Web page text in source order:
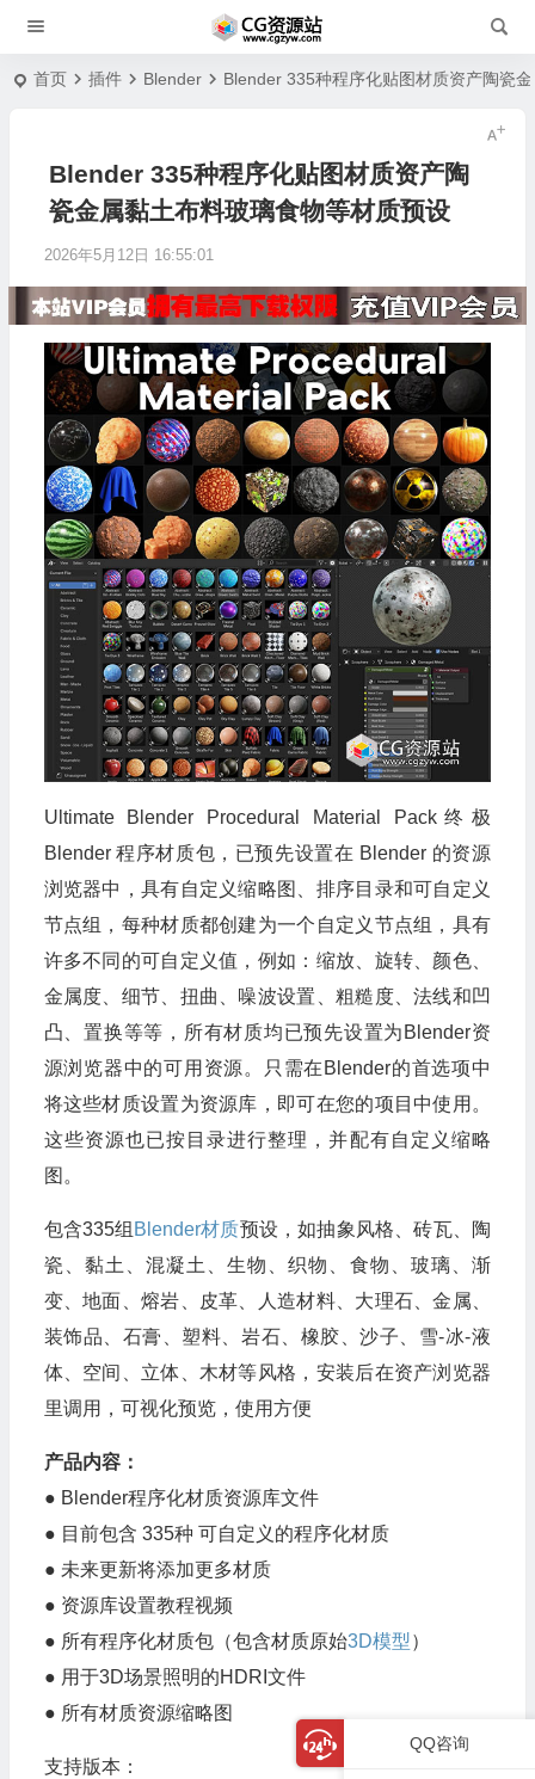
首页 插件 Blender Blender 335种程序化贴图材质资产陶瓷
Blender 335种程序化贴图材质资产陶
瓷金属黏土布料玻璃食物等材质预设
2026年5月12日 16:55:01
Ultimate Blender Procedural Material Pack终极
Blender 程序材质包，已预先设置在 Blender 的资源
浏览器中，具有自定义缩略图、排序目录和可自定义
节点组，每种材质都创建为一个自定义节点组，具有
许多不同的可自定义值，例如：缩放、旋转、颜色、
金属度、细节、扭曲、噪波设置、粗糙度、法线和凹
凸、置换等等，所有材质均已预先设置为Blender资
源浏览器中的可用资源。只需在Blender的首选项中
将这些材质设置为资源库，即可在您的项目中使用。
这些资源也已按目录进行整理，并配有自定义缩略
图。
包含335组 Blender材质预设，如抽象风格、砖瓦、陶
瓷、黏土、混凝土、生物、织物、食物、玻璃、渐
变、地面、熔岩、皮革、人造材料、大理石、金属、
装饰品、石膏、塑料、岩石、橡胶、沙子、雪-冰-液
体、空间、立体、木材等风格，安装后在资产浏览器
里调用，可视化预览，使用方便
产品内容：
● Blender程序化材质资源库文件
● 目前包含 335种 可自定义的程序化材质
● 未来更新将添加更多材质
● 资源库设置教程视频
● 所有程序化材质包（包含材质原始3D模型）
● 用于3D场景照明的HDRI文件
● 所有材质资源缩略图
支持版本：
QQ咨询